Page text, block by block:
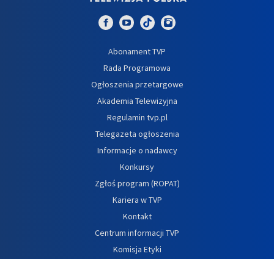
Abonament TVP
Rada Programowa
Ogłoszenia przetargowe
Akademia Telewizyjna
Regulamin tvp.pl
Telegazeta ogłoszenia
Informacje o nadawcy
Konkursy
Zgłoś program (ROPAT)
Kariera w TVP
Kontakt
Centrum informacji TVP
Komisja Etyki